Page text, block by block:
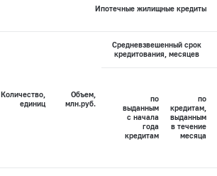
Ипотечные жилищные кредиты
Количество,
единиц
Объем,
млн.руб.
Средневзвешенный срок
кредитования, месяцев
по
выданным
с начала
года
кредитам
по
кредитам,
выданным
в течение
месяца